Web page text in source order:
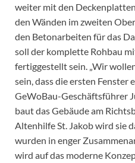
weiter mit den
den Wänden im zweiten
den Betonarbeiten für das
soll der komplette Rohbau
fertiggestellt sein. „Wir
sein, dass die ersten Fenster
GeWoBau-Geschäftsführer
baut das Gebäude am
Altenhilfe St. Jakob wird sie
wurden in enger
wird auf das moderne